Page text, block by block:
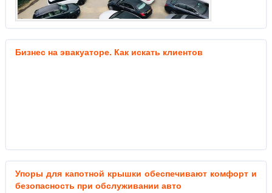
Бизнес на эвакуаторе. Как искать клиентов
Упоры для капотной крышки обеспечивают комфорт и
безопасность при обслуживании авто